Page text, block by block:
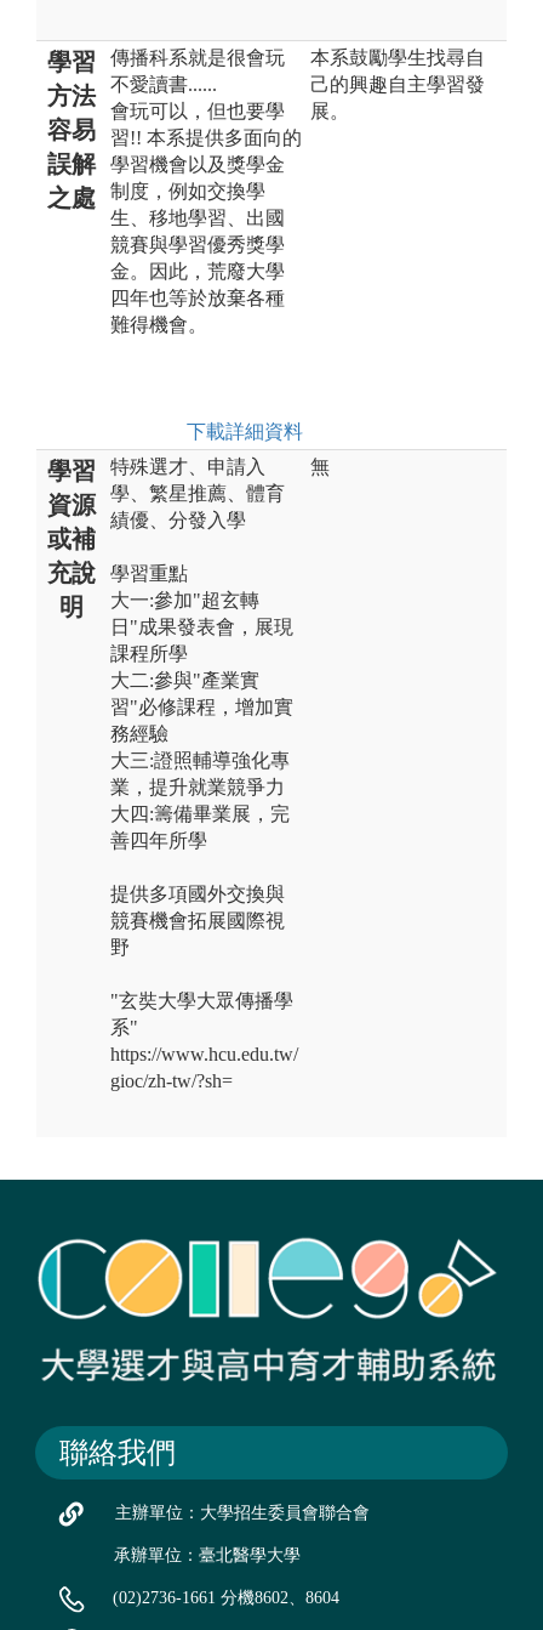
學習
方法
容易
誤解
之處
傳播科系就是很會玩
不愛讀書......
會玩可以，但也要學
習!! 本系提供多面向的
學習機會以及獎學金
制度，例如交換學
生、移地學習、出國
競賽與學習優秀獎學
金。因此，荒廢大學
四年也等於放棄各種
難得機會。
下載詳細資料
本系鼓勵學生找尋自
己的興趣自主學習發
展。
學習
資源
或補
充說
明
特殊選才、申請入
學、繁星推薦、體育
績優、分發入學
學習重點
大一:參加"超玄轉
日"成果發表會，展現
課程所學
大二:參與"產業實
習"必修課程，增加實
務經驗
大三:證照輔導強化專
業，提升就業競爭力
大四:籌備畢業展，完
善四年所學
提供多項國外交換與
競賽機會拓展國際視
野
"玄奘大學大眾傳播學
系"
https://www.hcu.edu.tw/
gioc/zh-tw/?sh=
無
聯絡我們
主辦單位：大學招生委員會聯合會
承辦單位：臺北醫學大學
(02)2736-1661 分機8602、8604